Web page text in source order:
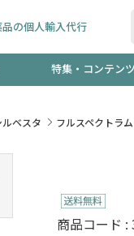
の個人輸入代行
ペット
特集・コンテンツ
末限定】新規会員登
メントールで、夏の頭
ベスタ フルスペクトラ
商品コード :